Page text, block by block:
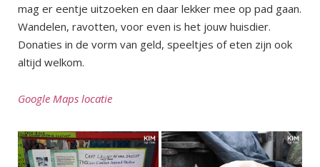
mag er eentje uitzoeken en daar lekker mee op pad gaan.
Wandelen, ravotten, voor even is het jouw huisdier.
Donaties in de vorm van geld, speeltjes of eten zijn ook
altijd welkom.
Google Maps locatie